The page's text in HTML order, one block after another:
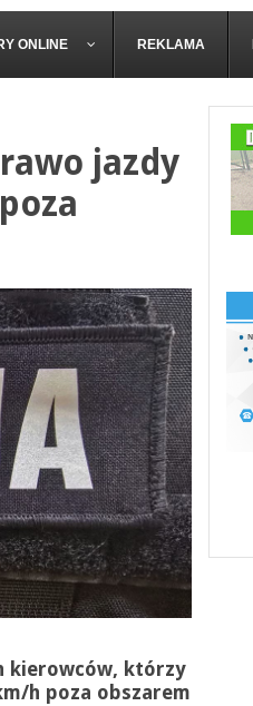
ONLINE REKLAMA
jazdy
kierowców, którzy
h poza obszarem